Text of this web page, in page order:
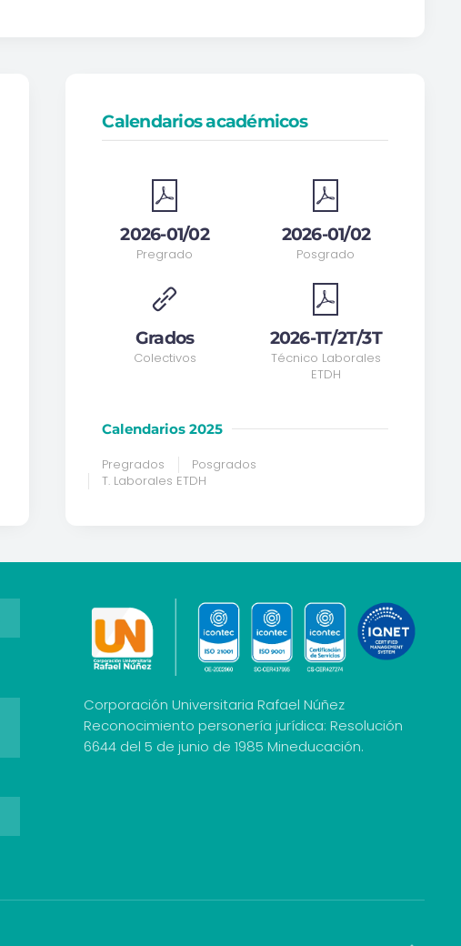
Calendarios académicos
2026-01/02
Pregrado
Grados
Colectivos
2026-01/02
Posgrado
2026-1T/2T/3T
Técnico Laborales
ETDH
Calendarios 2025
Pregrados
Posgrados
T. Laborales ETDH
Corporación Universitaria Rafael Núñez
Reconocimiento personería jurídica: Resolución
6644 del 5 de junio de 1985 Mineducación.